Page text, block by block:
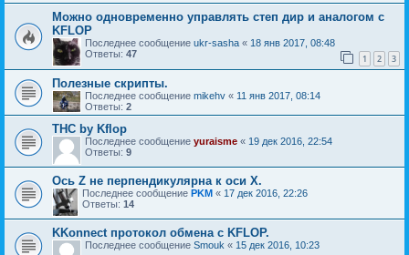
Можно одновременно управлять степ дир и аналогом с
KFLOP
Последнее сообщение ukr-sasha « 18 янв 2017, 08:48
Ответы: 47 1 2 3
Полезные скрипты.
Последнее сообщение mikehv « 11 янв 2017, 08:14
Ответы: 2
THC by Kflop
Последнее сообщение yuraisme « 19 дек 2016, 22:54
Ответы: 9
Ось Z не перпендикулярна к оси Х.
Последнее сообщение PKM « 17 дек 2016, 22:26
Ответы: 14
KKonnect протокол обмена с KFLOP.
Последнее сообщение Smouk « 15 дек 2016, 10:23